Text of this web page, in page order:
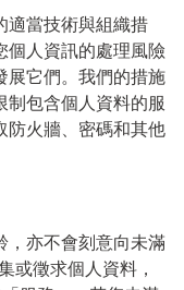
適當技術與組織措
個人資訊的處理風險
展它們。我們的措施
制包含個人資料的服
防火牆、密碼和其他
，亦不會刻意向未滿
或徵求個人資料，